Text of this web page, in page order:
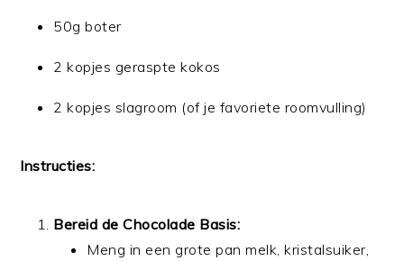
50g boter
2 kopjes geraspte kokos
2 kopjes slagroom (of je favoriete roomvulling)
Instructies:
Bereid de Chocolade Basis:
Meng in een grote pan melk, kristalsuiker,